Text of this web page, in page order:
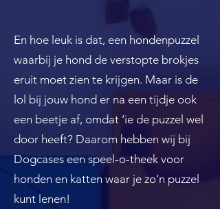
En hoe leuk is dat, een hondenpuzzel
waarbij je hond de verstopte brokjes
eruit moet zien te krijgen. Maar is de
lol bij jouw hond er na een tijdje ook
een beetje af, omdat ‘ie de puzzel wel
door heeft? Daarom hebben wij bij
Dogcases een speel-o-theek voor
honden en katten waar je zo’n puzzel
kunt lenen!